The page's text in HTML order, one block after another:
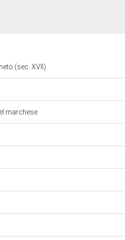
(sec. XVII)
marchese